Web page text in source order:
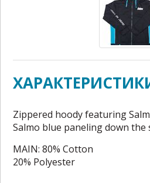
Zippered hoody featuring
Salmo blue paneling down the
MAIN: 80% Cotton
20% Polyester